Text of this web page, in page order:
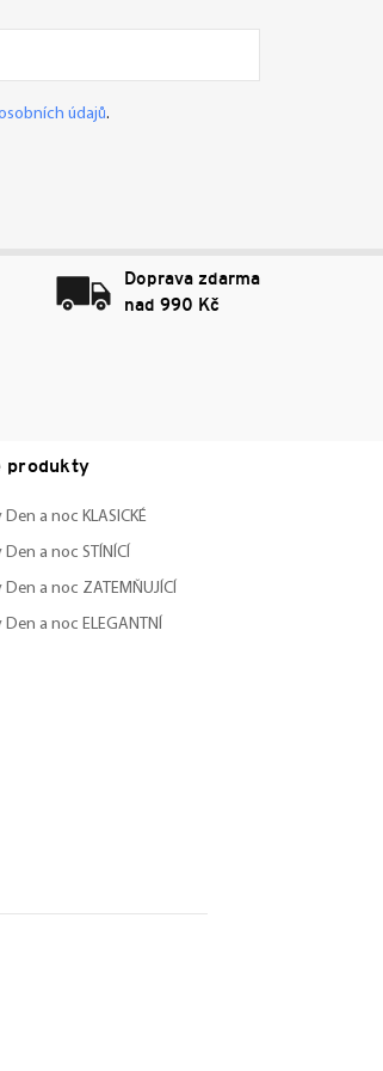
údajů.
Doprava zdarma
nad 990 Kč
produkty
a noc KLASICKÉ
a noc STÍNÍCÍ
Den a noc ZATEMŇUJÍCÍ
Den a noc ELEGANTNÍ